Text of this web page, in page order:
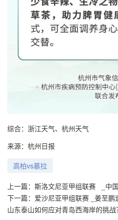
综合：浙江天气、杭州天气
来源：杭州日报
高柏vs慕拉
上一篇： 斯洛文尼亚甲组联赛 _中
下一篇： 爱沙尼亚甲组联赛 _姜至鹏
山东泰山如何应对青岛西海岸的挑战